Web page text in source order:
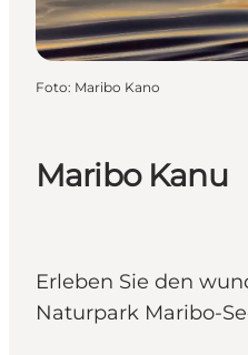
Maribo Kanu
Erleben Sie den
Naturpark Maribo-
Foto: Maribo Kano